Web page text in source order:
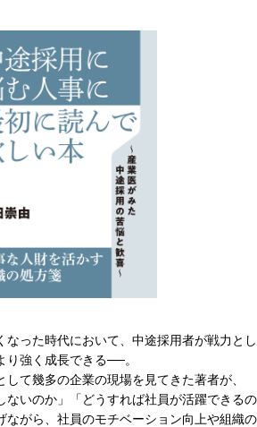
なった時代において、中途採用者が戦力とし
り強く成長できる──。
て幾多の企業の現場を見てきた著者が、
ないのか」「どうすれば社員が活躍できるの
ながら、社員のモチベーション向上や組織の